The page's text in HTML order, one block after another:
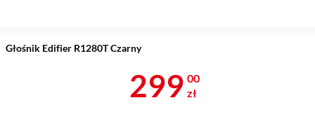
Głośnik Edifier R1280T Czarny
Cena 299 zł
299 00
zł